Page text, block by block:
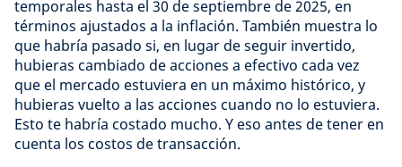
temporales hasta el 30 de septiembre de 2025, en
términos ajustados a la inflación. También muestra lo
que habría pasado si, en lugar de seguir invertido,
hubieras cambiado de acciones a efectivo cada vez
que el mercado estuviera en un máximo histórico, y
hubieras vuelto a las acciones cuando no lo estuviera.
Esto te habría costado mucho. Y eso antes de tener en
cuenta los costos de transacción.